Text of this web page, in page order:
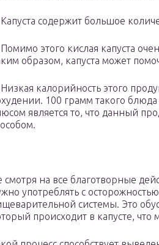
содержит большое
этого кислая капуста
образом, капуста может
калорийность этого
100 грамм такого
является то, что данный
смотря на все благотворные
употреблять с
системы. Это
происходит в капусте,